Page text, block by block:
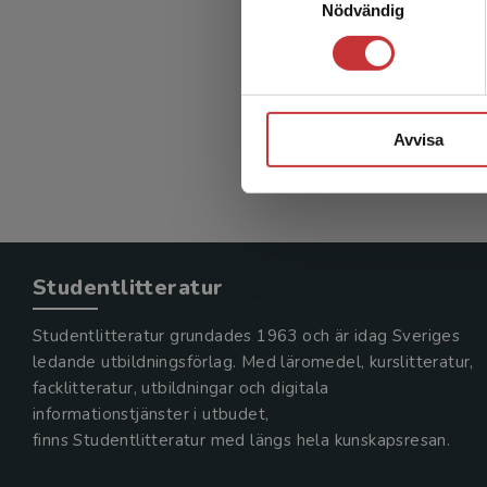
Nödvändig
Avvisa
Studentlitteratur
Studentlitteratur grundades 1963 och är idag Sveriges
ledande utbildningsförlag. Med läromedel, kurslitteratur,
facklitteratur, utbildningar och digitala
informationstjänster i utbudet,
finns Studentlitteratur med längs hela kunskapsresan.